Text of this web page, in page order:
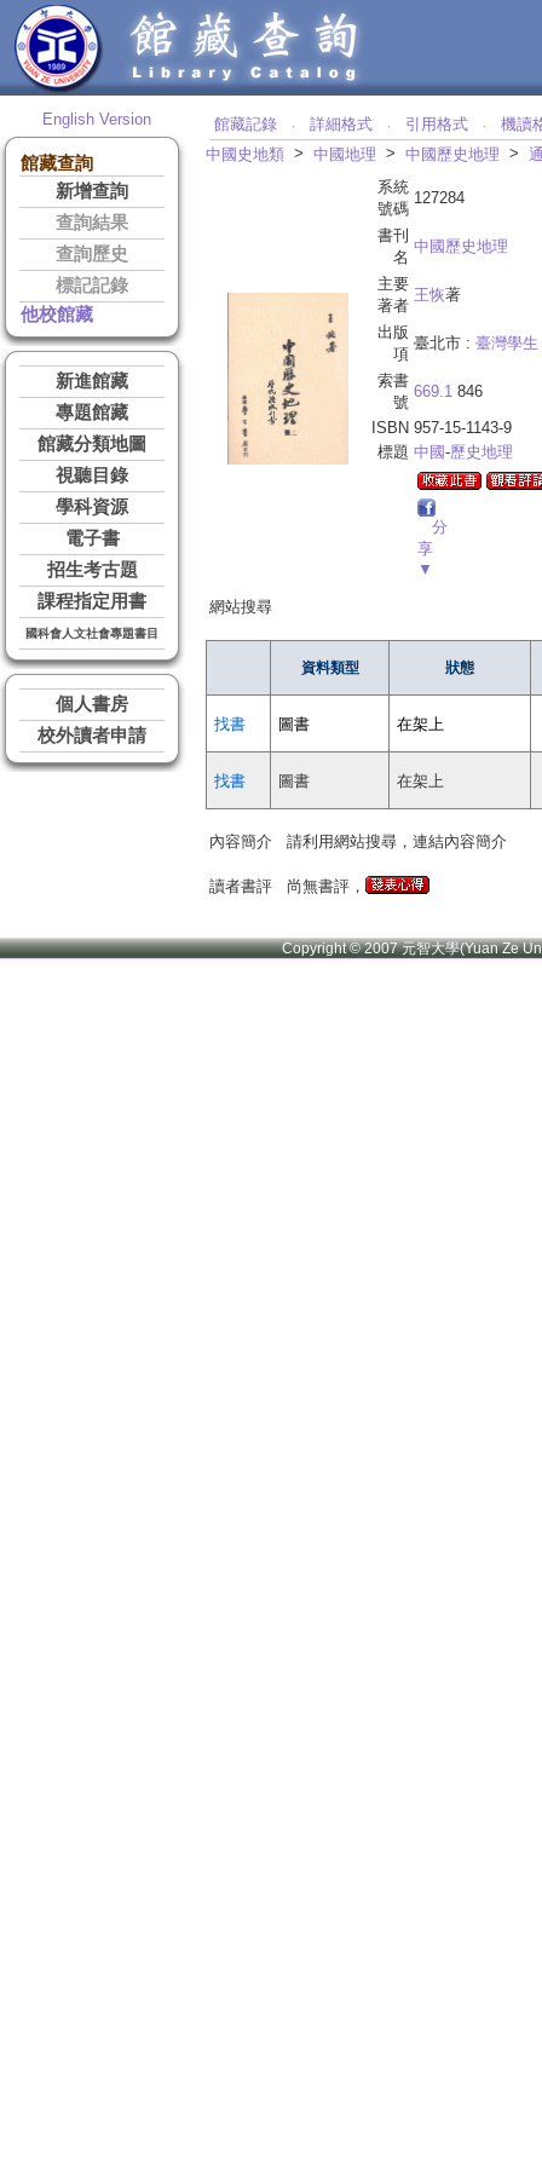
English Version
館藏查詢
新增查詢
查詢結果
查詢歷史
標記記錄
他校館藏
新進館藏
專題館藏
館藏分類地圖
視聽目錄
學科資源
電子書
招生考古題
課程指定用書
國科會人文社會專題書目
個人書房
校外讀者申請
館藏記錄 ‧ 詳細格式 ‧ 引用格式 ‧
機讀
中國史地類 > 中國地理 > 中國歷史地理 >
系統
號碼
127284
書刊
名
中國歷史地理
主要
著者
王恢著
出版
項
臺北市 : 臺灣學生
索書
號
669.1 846
ISBN 957-15-1143-9
標題 中國-歷史地理
分
享
▼
網站搜尋
資料類型 狀態
找書 圖書 在架上
找書 圖書 在架上
內容簡介 請利用網站搜尋，連結內容簡介
讀者書評 尚無書評，
Copyright © 2007 元智大學(Yuan Ze